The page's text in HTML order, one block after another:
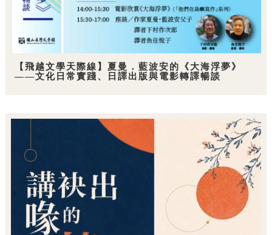
【飛越文學天際線】夏曼．藍波安的《大海浮夢》
——文化日常實踐、日譯出版與電影轉譯暢談